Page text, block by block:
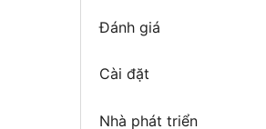
Đánh giá
Cài đặt
Nhà phát triển